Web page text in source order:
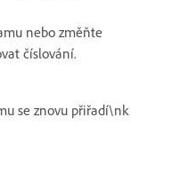
nebo změňte
číslování.
se znovu přiřadí\nk